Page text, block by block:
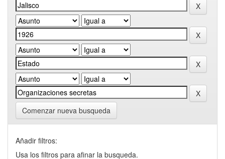
Comenzar nueva busqueda
Añadir filtros:
Usa los filtros para afinar la busqueda.